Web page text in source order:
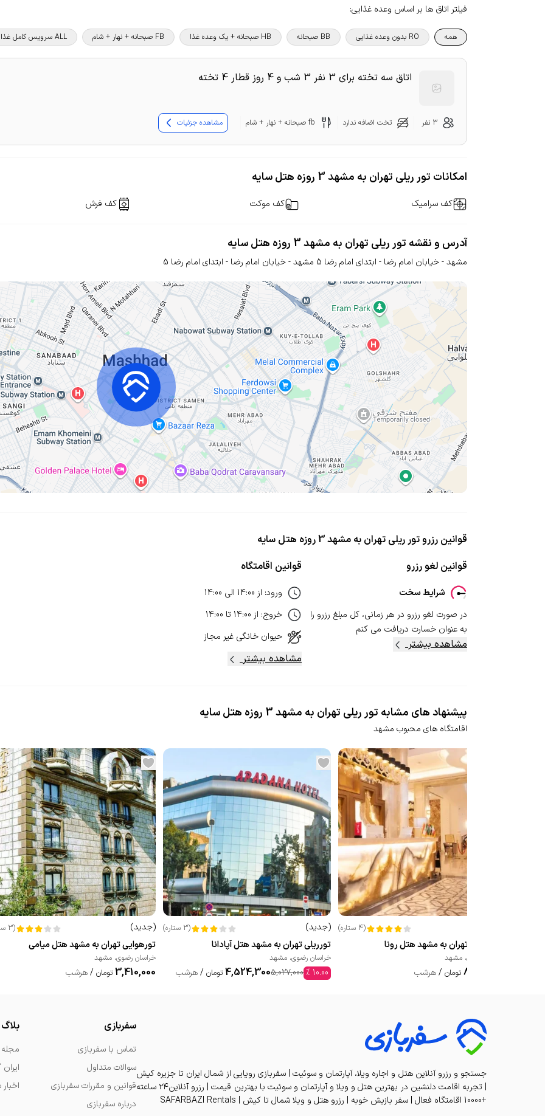
فیلتر اتاق ها بر اساس وعده غذایی:
همه RO بدون وعده غذایی BB صبحانه HB صبحانه + یک وعده غذا FB صبحانه + نهار + شام ALL سرویس کامل غذا و نوشیدنی
اتاق سه تخته برای 3 نفر 3 شب و 4 روز قطار 4 تخته
3 نفر تخت اضافه ندارد fb صبحانه + نهار + شام مشاهده جزئیات
امکانات تور ریلی تهران به مشهد 3 روزه هتل سایه
کف سرامیک کف موکت کف فرش
آدرس و نقشه تور ریلی تهران به مشهد 3 روزه هتل سایه
مشهد - خیابان امام رضا - ابتدای امام رضا 5 مشهد - خیابان امام رضا - ابتدای امام رضا 5
قوانین رزرو تور ریلی تهران به مشهد 3 روزه هتل سایه
قوانین لغو رزرو
شرایط سخت
در صورت لغو رزرو در هر زمانی، کل مبلغ رزرو را
به عنوان خسارت دریافت می کنم
مشاهده بیشتر
قوانین اقامتگاه
ورود: از 14:00 الی 14:00
خروج: از 14:00 تا 14:00
حیوان خانگی غیر مجاز
مشاهده بیشتر
پیشنهاد های مشابه تور ریلی تهران به مشهد 3 روزه هتل سایه
اقامتگاه های محبوب مشهد
(
4 ستاره)
تور هوایی تهران به مشهد هتل رونا
خراسان رضوی، مشهد
8,840,000 تومان /هرشب
(جدید)
(
3 ستاره)
تورریلی تهران به مشهد هتل آپادانا
خراسان رضوی، مشهد
10.00
%
5,027,000
4,524,300 تومان /هرشب
(جدید)
(
3
تورهوایی تهران به مشهد هتل میامی
خراسان رضوی، مشهد
3,410,000 تومان /هرشب
جستجو و رزرو آنلاین هتل و اجاره ویلا، آپارتمان و سوئیت | سفربازی رویایی از شمال ایران تا جزیره کیش
| تجربه اقامت دلنشین در بهترین هتل و ویلا و آپارتمان و سوئیت با بهترین قیمت | رزرو آنلاین۲۴ ساعته
+10000 اقامتگاه فعال | سفر بازیش خوبه | رزرو هتل و ویلا شمال تا کیش | SAFARBAZI Rentals
سفربازی
تماس با سفربازی
سوالات متداول
قوانین و مقررات سفربازی
درباره سفربازی
بلاگ